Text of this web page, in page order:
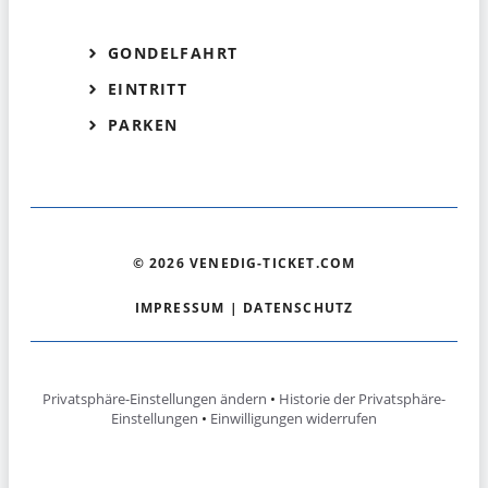
GONDELFAHRT
EINTRITT
PARKEN
© 2026 VENEDIG-TICKET.COM
IMPRESSUM | DATENSCHUTZ
Privatsphäre-Einstellungen ändern • Historie der Privatsphäre-
Einstellungen • Einwilligungen widerrufen